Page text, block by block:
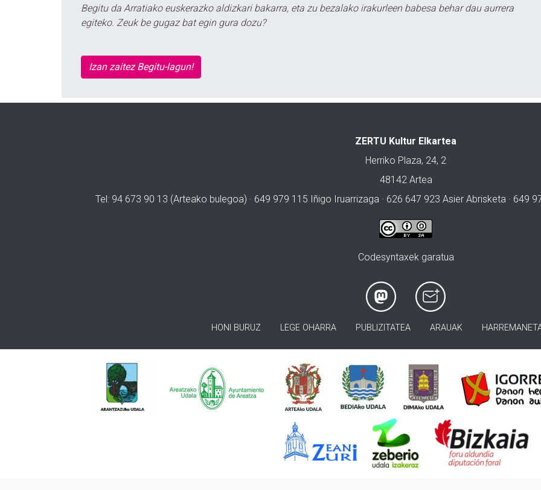
Begitu da Arratiako euskerazko aldizkari bakarra, eta zu bezalako irakurleen babesa behar dau aurrera
egiteko. Zeuk be gugaz bat egin gura dozu?
Izan zaitez Begitu-lagun!
ZERTU Kultur Elkartea
Herriko Plaza, 24, 2
48142 Artea
Tel: 94 673 90 13 (Arteako bulegoa) · 649 979 115 Iñigo Iruarrizaga · 626 647 923 Asier Abrisketa · 649
Codesyntaxek garatua
HONI BURUZ LEGE OHARRA PUBLIZITATEA ARAUAK